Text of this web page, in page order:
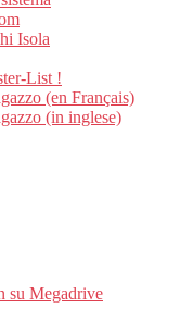
Isola
List !
(en Français)
(in inglese)
su Megadrive